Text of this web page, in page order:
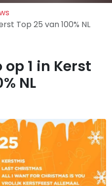
Top 25 van 100% NL
1 in Kerst
NL